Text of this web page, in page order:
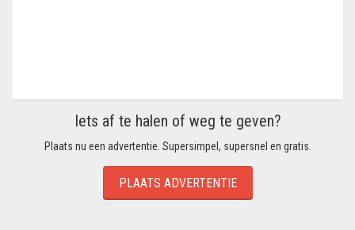
Iets af te halen of weg te geven?
Plaats nu een advertentie. Supersimpel, supersnel en gratis.
PLAATS ADVERTENTIE